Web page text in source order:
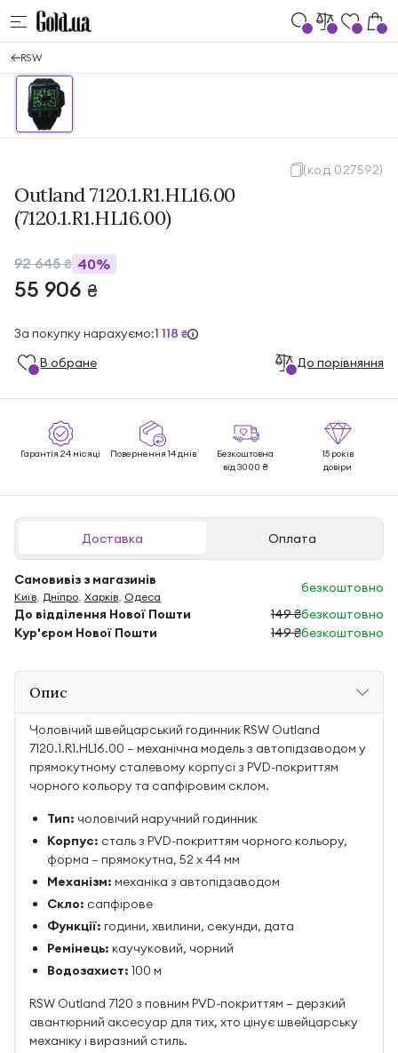
RSW
(код 027592)
Outland 7120.1.R1.HL16.00
(7120.1.R1.HL16.00)
92 645₴ 40%
55 906 ₴
За покупку нарахуємо:1 118 ₴
В обране До порівняння
Гарантія 24 місяці Повернення 14 днів
Безкоштовна
від 3000 ₴
15 років
довіри
Доставка Оплата
Самовивіз з магазинів
Київ, Дніпро, Харків, Одеса
безкоштовно
До відділення Нової Пошти
149 ₴безкоштовно
Кур'єром Нової Пошти
149 ₴безкоштовно
Опис
Чоловічий швейцарський годинник RSW Outland
7120.1.R1.HL16.00 — механічна модель з автопідзаводом у
прямокутному сталевому корпусі з PVD-покриттям
чорного кольору та сапфіровим склом.
Тип: чоловічий наручний годинник
Корпус: сталь з PVD-покриттям чорного кольору,
форма — прямокутна, 52 х 44 мм
Механізм: механіка з автопідзаводом
Скло: сапфірове
Функції: години, хвилини, секунди, дата
Ремінець: каучуковий, чорний
Водозахист: 100 м
RSW Outland 7120 з повним PVD-покриттям — дерзкий
авантюрний аксесуар для тих, хто цінує швейцарську
механіку і виразний стиль.